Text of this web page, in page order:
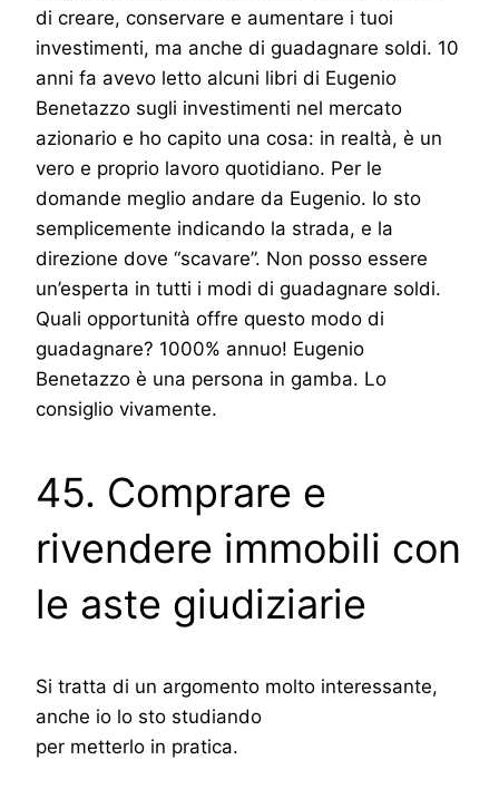
di creare, conservare e aumentare i tuoi
investimenti, ma anche di guadagnare soldi. 10
anni fa avevo letto alcuni libri di Eugenio
Benetazzo sugli investimenti nel mercato
azionario e ho capito una cosa: in realtà, è un
vero e proprio lavoro quotidiano. Per le
domande meglio andare da Eugenio. Io sto
semplicemente indicando la strada, e la
direzione dove “scavare”. Non posso essere
un’esperta in tutti i modi di guadagnare soldi.
Quali opportunità offre questo modo di
guadagnare? 1000% annuo! Eugenio
Benetazzo è una persona in gamba. Lo
consiglio vivamente.
45. Comprare e
rivendere immobili con
le aste giudiziarie
Si tratta di un argomento molto interessante,
anche io lo sto studiando
per metterlo in pratica.